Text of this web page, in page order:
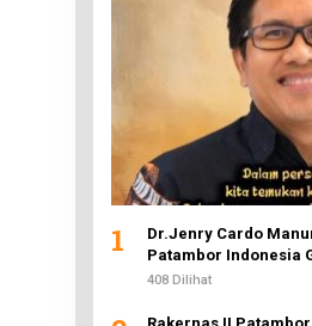
1
Dr.Jenry Cardo
Patambor Indonesia
Evaluasi Program
408 Dilihat